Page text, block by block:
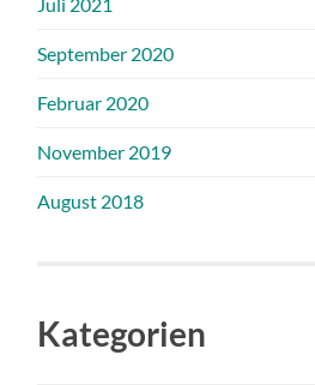
September 2020
Februar 2020
November 2019
August 2018
Kategorien